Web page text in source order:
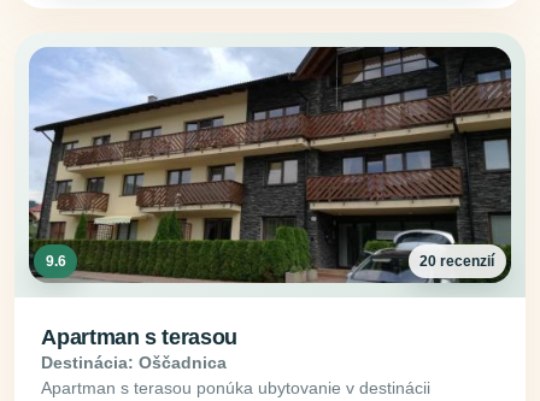
9.6 20 recenzií
Apartman s terasou
Destinácia: Oščadnica
Apartman s terasou ponúka ubytovanie v destinácii